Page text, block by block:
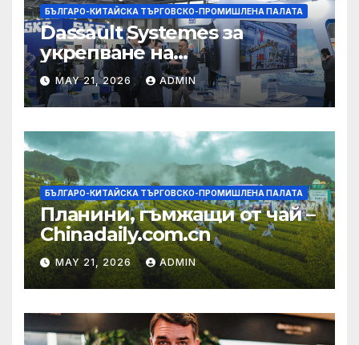
БЪЛГАРО-КИТАЙСКА ТЪРГОВСКО-ПРОМИШЛЕНА ПАЛАТА
Dassault Systemes за
укрепване на
изграждането на AI
екосистема в Китай
MAY 21, 2026 ADMIN
БЪЛГАРО-КИТАЙСКА ТЪРГОВСКО-ПРОМИШЛЕНА ПАЛАТА
Планини, гъмжащи от чай –
Chinadaily.com.cn
MAY 21, 2026 ADMIN